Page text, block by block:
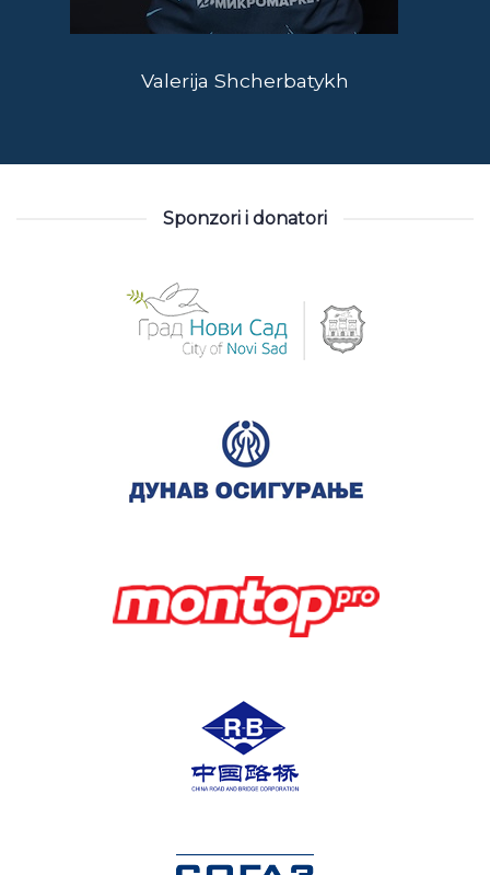
Valerija Shcherbatykh
Sponzori i donatori